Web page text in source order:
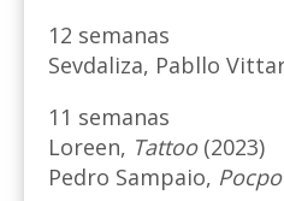
12 semanas
Sevdaliza, Pabllo
11 semanas
Loreen, Tattoo(2023)
Pedro Sampaio,